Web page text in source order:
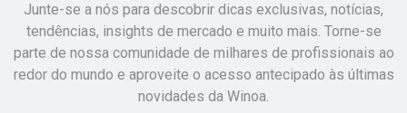
Junte-se a nós para descobrir dicas exclusivas, notícias,
tendências, insights de mercado e muito mais. Torne-se
parte de nossa comunidade de milhares de profissionais ao
redor do mundo e aproveite o acesso antecipado às últimas
novidades da Winoa.